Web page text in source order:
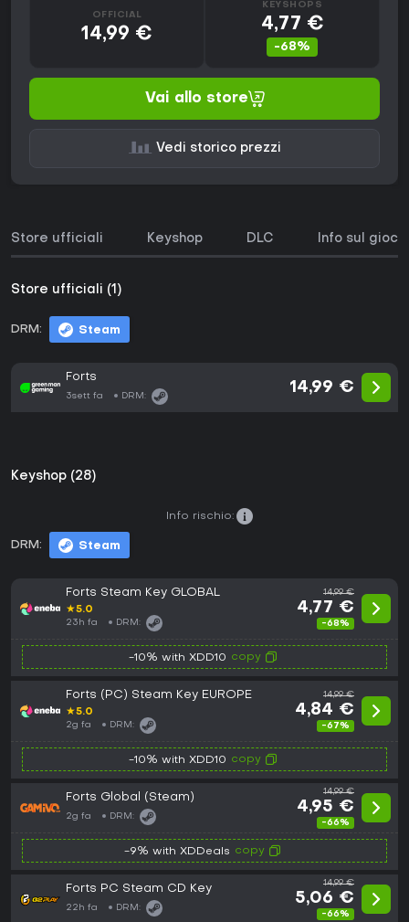
OFFICIAL
14,99 €
KEYSHOPS
4,77 €
-68%
Vai allo store
Vedi storico prezzi
Store ufficiali Keyshop DLC Info sul gioco
Store ufficiali (1)
DRM: Steam
Forts
3sett fa DRM:
14,99 €
Keyshop (28)
DRM: Steam
Info rischio:
Forts Steam Key GLOBAL
★5.0
23h fa DRM:
14,99 €
4,77 €
-68%
-10% with XDD10 copy
Forts (PC) Steam Key EUROPE
★5.0
2g fa DRM:
14,99 €
4,84 €
-67%
-10% with XDD10 copy
Forts Global (Steam)
2g fa DRM:
14,99 €
4,95 €
-66%
-9% with XDDeals copy
Forts PC Steam CD Key
22h fa DRM:
14,99 €
5,06 €
-66%